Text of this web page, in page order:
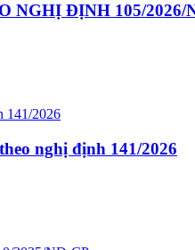
NGHỊ ĐỊNH 105/2026/
nghị định 141/2026